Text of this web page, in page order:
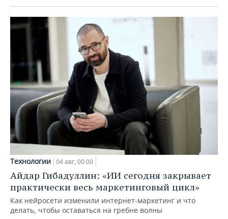
Технологии 04 авг, 00:00
Айдар Гибадуллин: «ИИ сегодня закрывает
практически весь маркетинговый цикл»
Как нейросети изменили интернет-маркетинг и что
делать, чтобы оставаться на гребне волны